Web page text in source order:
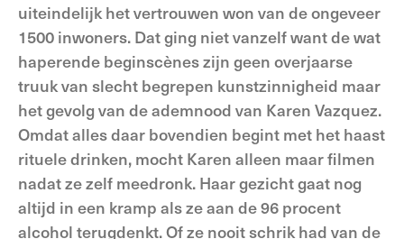
uiteindelijk het vertrouwen won van de ongeveer
1500 inwoners. Dat ging niet vanzelf want de wat
haperende beginscènes zijn geen overjaarse
truuk van slecht begrepen kunstzinnigheid maar
het gevolg van de ademnood van Karen Vazquez.
Omdat alles daar bovendien begint met het haast
rituele drinken, mocht Karen alleen maar filmen
nadat ze zelf meedronk. Haar gezicht gaat nog
altijd in een kramp als ze aan de 96 procent
alcohol terugdenkt. Of ze nooit schrik had van de